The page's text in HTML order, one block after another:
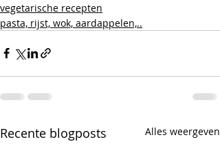
vegetarische recepten
pasta, rijst, wok, aardappelen,..
Recente blogposts Alles weergeven